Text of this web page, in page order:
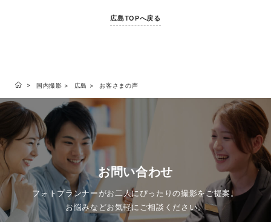
広島TOPへ戻る
国内撮影 広島 お客さまの声
お問い合わせ
フォトプランナーがお二人にぴったりの撮影をご提案。
お悩みなどお気軽にご相談ください。